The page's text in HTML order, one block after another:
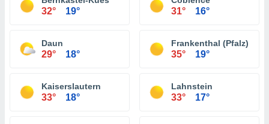
32° 19° 31° 16°
Daun
29° 18°
Frankenthal (Pfalz)
35° 19°
Kaiserslautern
33° 18°
Lahnstein
33° 17°